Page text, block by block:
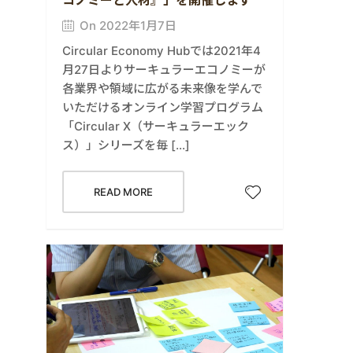
On 2022年1月7日
Circular Economy Hubでは2021年4
月27日よりサーキュラーエコノミーが
各業界や領域に広がる未来像を学んで
いただけるオンライン学習プログラム
「Circular X（サーキュラーエック
ス）」シリーズを毎 […]
READ MORE